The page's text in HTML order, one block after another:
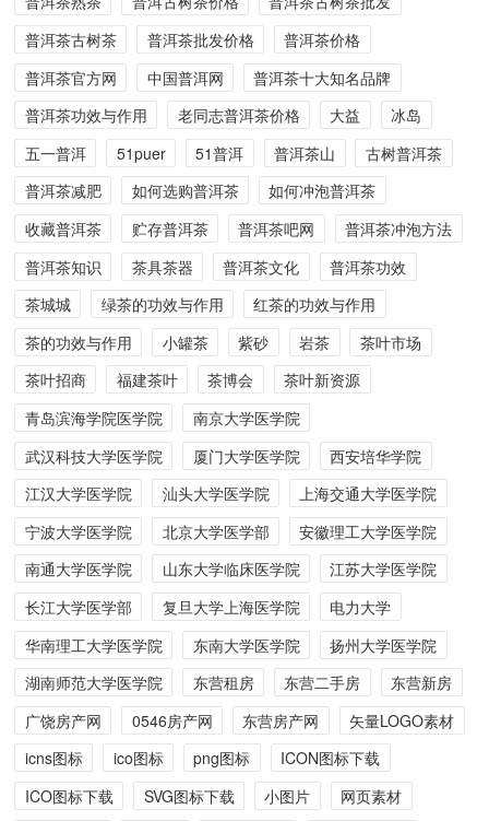
普洱茶古树茶
普洱茶批发价格
普洱茶价格
普洱茶官方网
中国普洱网
普洱茶十大知名品牌
普洱茶功效与作用
老同志普洱茶价格 大益
冰岛
五一普洱
51puer 51普洱 普洱茶山
古树普洱茶
普洱茶减肥
如何选购普洱茶
如何冲泡普洱茶
收藏普洱茶
贮存普洱茶 普洱茶吧网
普洱茶冲泡方法
普洱茶知识
茶具茶器 普洱茶文化
普洱茶功效
茶城城
绿茶的功效与作用
红茶的功效与作用
茶的功效与作用
小罐茶 紫砂 岩茶
茶叶市场
茶叶招商
福建茶叶 茶博会
茶叶新资源
青岛滨海学院医学院
南京大学医学院
武汉科技大学医学院
厦门大学医学院
西安培华学院
江汉大学医学院
汕头大学医学院
上海交通大学医学院
宁波大学医学院
北京大学医学部
安徽理工大学医学院
南通大学医学院
山东大学临床医学院
江苏大学医学院
长江大学医学部
复旦大学上海医学院
电力大学
华南理工大学医学院
东南大学医学院
扬州大学医学院
湖南师范大学医学院
东营租房 东营二手房
东营新房
广饶房产网
0546房产网 东营房产网
矢量LOGO素材
icns图标
ico图标 png图标
ICON图标下载
ICO图标下载
SVG图标下载 小图片
网页素材